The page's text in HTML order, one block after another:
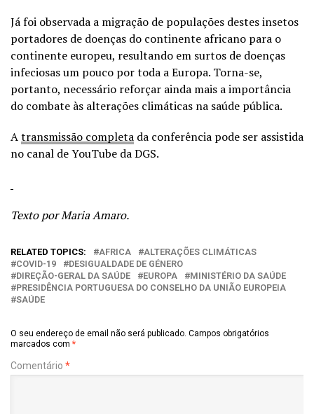
Já foi observada a migração de populações destes insetos
portadores de doenças do continente africano para o
continente europeu, resultando em surtos de doenças
infeciosas um pouco por toda a Europa. Torna-se,
portanto, necessário reforçar ainda mais a importância
do combate às alterações climáticas na saúde pública.
Atransmissão completa da conferência pode ser assistida
no canal de YouTube da DGS.
Texto por Maria Amaro.
RELATED TOPICS: AFRICA
ALTERAÇÕES CLIMÁTICAS
COVID-19
DESIGUALDADE DE GÉNERO
DIREÇÃO-GERAL DA SAÚDE
EUROPA
MINISTÉRIO DA SAÚDE
PRESIDÊNCIA PORTUGUESA DO CONSELHO DA UNIÃO EUROPEIA
SAÚDE
O seu endereço de email não será publicado. Campos obrigatórios
marcados com *
Comentário *